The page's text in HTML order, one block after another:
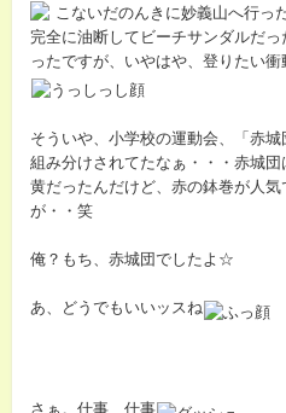
こないだのんきに妙義山へ行っ
完全に油断してビーチサンダルだ
ったですが、いやはや、登りたい
そういや、小学校の運動会、「赤
組み分けされてたなぁ・・・赤城
黄だったんだけど、赤の鉢巻が人
が・・笑
俺？もち、赤城団でしたよ☆
あ、どうでもいいッスね
さぁ。仕事、仕事